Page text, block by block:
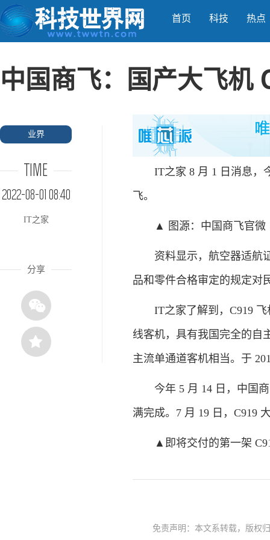
首页 科技 热点
中国商飞：国产大飞机
业界
TIME
2022-08-01 08:40
IT之家
分享
IT之家 8 月 1 日消息，今
飞。
▲ 图源：中国商飞官微
资料显示，航空器适航证
品和零件合格审定的规定对
IT之家了解到，C919 飞
线客机，具有我国完全的自
主流单通道客机相当。于
今年 5 月 14 日，中国商
满完成。7 月 19 日，C919
▲即将交付的第一架
免责声明：本文系转载，版权